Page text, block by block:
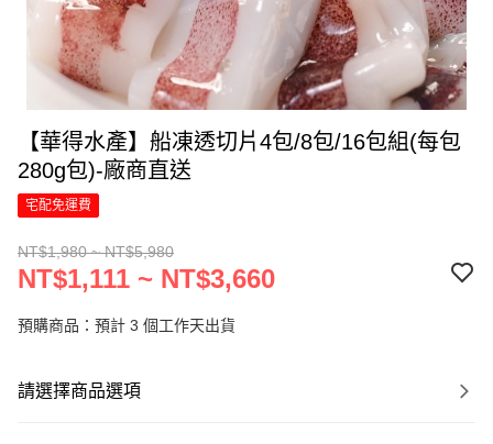
【華得水產】船凍透切片4包/8包/16包組(每包
280g包)-廠商直送
宅配免運費
NT$1,980 ~ NT$5,980
NT$1,111 ~ NT$3,660
預購商品：預計 3 個工作天出貨
請選擇商品選項